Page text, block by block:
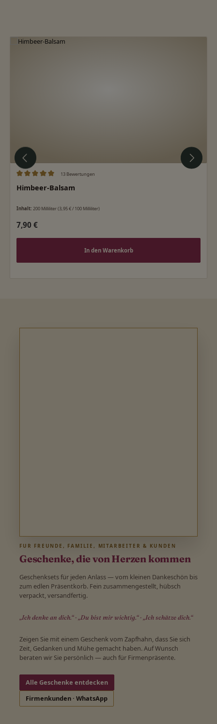
Produktgalerie überspringen
13 Bewertungen
Himbeer-Balsam
Inhalt: 200 Milliliter(3,95 € / 100 Milliliter)
Regulärer Preis:
7,90 €
In den Warenkorb
FÜR FREUNDE, FAMILIE, MITARBEITER & KUNDEN
Geschenke, die von Herzen kommen
Geschenksets für jeden Anlass — vom kleinen Dankeschön bis
zum edlen Präsentkorb. Fein zusammengestellt, hübsch
verpackt, versandfertig.
„Ich denke an dich.“ · „Du bist mir wichtig.“ · „Ich schätze dich.“
Zeigen Sie mit einem Geschenk vom Zapfhahn, dass Sie sich
Zeit, Gedanken und Mühe gemacht haben. Auf Wunsch
beraten wir Sie persönlich — auch für Firmenpräsente.
Alle Geschenke entdecken
Firmenkunden · WhatsApp